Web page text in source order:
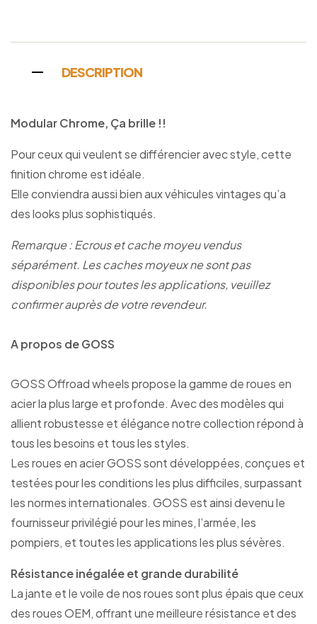
DESCRIPTION
Modular Chrome, Ça brille !!
Pour ceux qui veulent se différencier avec style, cette
finition chrome est idéale.
Elle conviendra aussi bien aux véhicules vintages qu’a
des looks plus sophistiqués.
Remarque : Ecrous et cache moyeu vendus
séparément. Les caches moyeux ne sont pas
disponibles pour toutes les applications, veuillez
confirmer auprès de votre revendeur.
A propos de GOSS
GOSS Offroad wheels propose la gamme de roues en
acier la plus large et profonde. Avec des modèles qui
allient robustesse et élégance notre collection répond à
tous les besoins et tous les styles.
Les roues en acier GOSS sont développées, conçues et
testées pour les conditions les plus difficiles, surpassant
les normes internationales. GOSS est ainsi devenu le
fournisseur privilégié pour les mines, l’armée, les
pompiers, et toutes les applications les plus sévères.
Résistance inégalée et grande durabilité
La jante et le voile de nos roues sont plus épais que ceux
des roues OEM, offrant une meilleure résistance et des